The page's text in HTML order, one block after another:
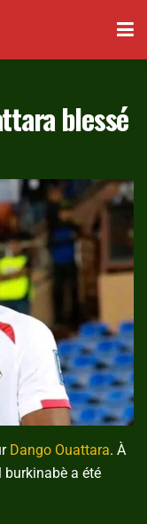
blessé
Dango Ouattara. À
burkinabè a été